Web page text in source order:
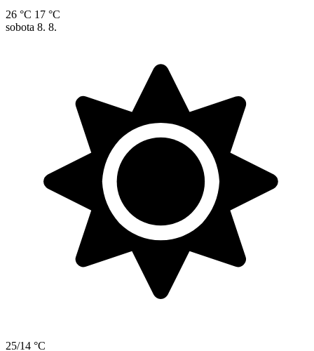
26 °C 17 °C
sobota 8. 8.
25/14 °C